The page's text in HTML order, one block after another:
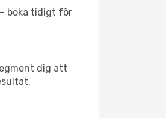
boka tidigt för
dig att